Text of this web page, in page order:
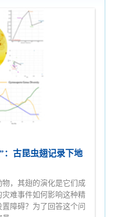
：古昆虫翅记录下地
，其翅的演化是它们成
难事件如何影响这种精
障碍？为了回答这个问